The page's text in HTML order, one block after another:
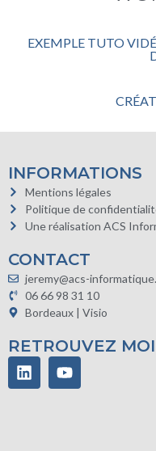
EXEMPLE TUTO
INFORMATIONS
Mentions légales
Politique de
Une réalisation ACS
CONTACT
jeremy@acs-
06 66 98 31 10
Bordeaux | Visio
RETROUVEZ